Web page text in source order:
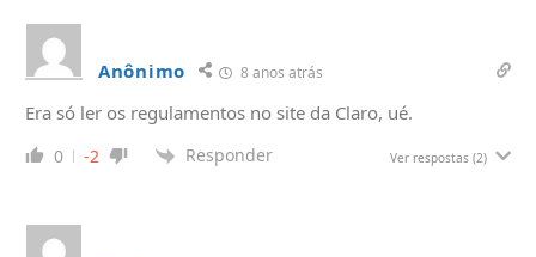
Anônimo 8 anos atrás
Era só ler os regulamentos no site da Claro, ué.
0 -2 Responder Ver respostas (2)